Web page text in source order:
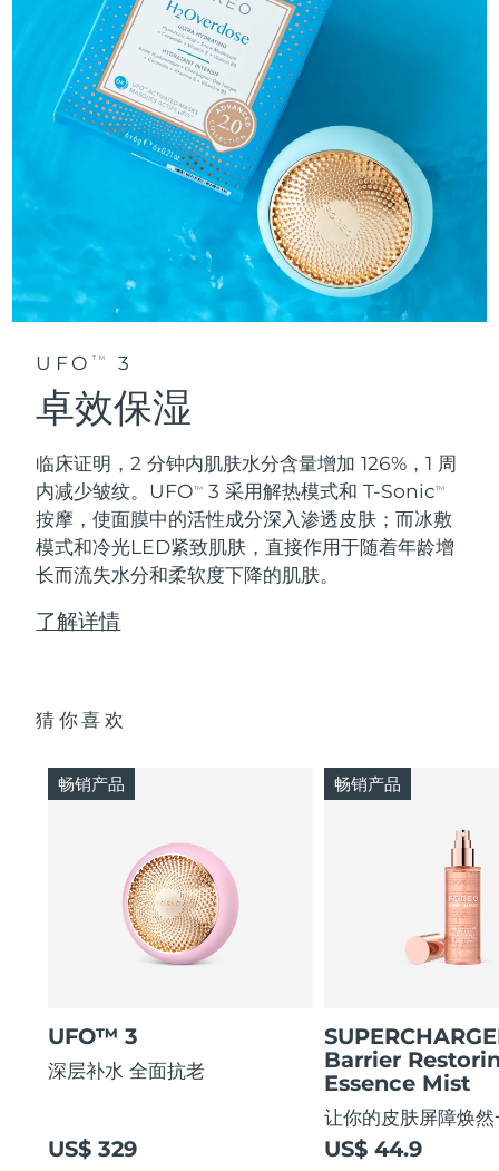
UFO TM 3
卓效保湿
临床证明，2 分钟内肌肤水分含量增加 126%，1 周
内减少皱纹。UFOTM 3 采用解热模式和 T-SonicTM
按摩，使面膜中的活性成分深入渗透皮肤；而冰敷
模式和冷光LED紧致肌肤，直接作用于随着年龄增
长而流失水分和柔软度下降的肌肤。
了解详情
猜你喜欢
UFO™ 3
深层补水 全面抗老
US$ 329
畅销产品
Barrier
Essence Mist
让你的皮肤屏障焕
US$ 44.9
畅销产品